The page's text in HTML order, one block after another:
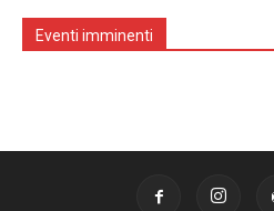
Eventi imminenti